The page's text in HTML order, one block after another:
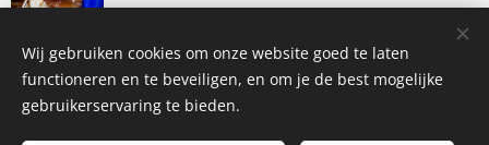
Wij gebruiken cookies om onze website goed te laten
functioneren en te beveiligen, en om je de best mogelijke
gebruikerservaring te bieden.